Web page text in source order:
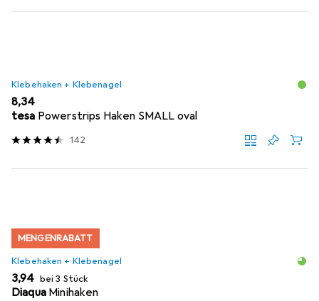
Klebehaken + Klebenagel
EUR
8,34
tesa Powerstrips Haken SMALL oval
142
MENGENRABATT
Klebehaken + Klebenagel
EUR
3,94 bei 3 Stück
Diaqua Minihaken